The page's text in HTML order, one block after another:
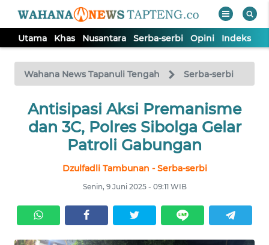
Utama Khas Nusantara Serba-serbi Opini Indeks
Wahana News Tapanuli Tengah Serba-serbi
Antisipasi Aksi Premanisme
dan 3C, Polres Sibolga Gelar
Patroli Gabungan
Dzulfadli Tambunan - Serba-serbi
Senin, 9 Juni 2025 - 09:11 WIB
TV
Tutup
UTAMA
NUSANTARA
SERBA-
SERBI